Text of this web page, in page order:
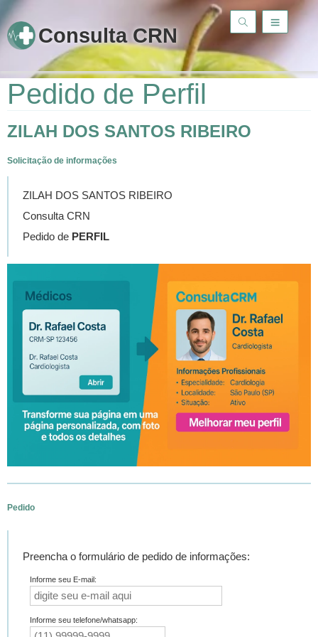
Consulta CRN
Pedido de Perfil
ZILAH DOS SANTOS RIBEIRO
Solicitação de informações
ZILAH DOS SANTOS RIBEIRO
Consulta CRN
Pedido de PERFIL
Pedido
Preencha o formulário de pedido de informações:
Informe seu E-mail:
Informe seu telefone/whatsapp: